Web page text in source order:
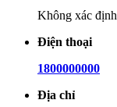
Không xác định
Điện thoại
1800000000
Địa chỉ